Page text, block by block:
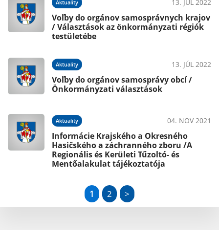
Aktuality 13. JÚL 2022
Voľby do orgánov samosprávnych krajov
/ Választások az önkormányzati régiók
testületébe
Aktuality 13. JÚL 2022
Voľby do orgánov samosprávy obcí /
Önkormányzati választások
Aktuality 04. NOV 2021
Informácie Krajského a Okresného
Hasičského a záchranného zboru /A
Regionális és Kerületi Tűzoltó- és
Mentőalakulat tájékoztatója
1 2 >